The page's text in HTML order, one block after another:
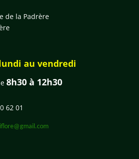
de la Padrère
au vendredi
8h30 à 12h30
62 01